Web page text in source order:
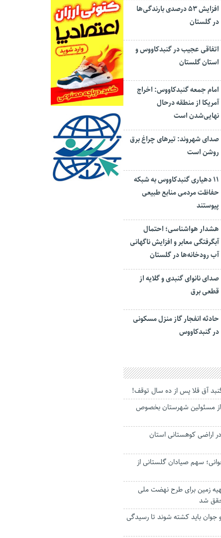
افزایش ۵۳ درصدی بارندگی‌ها
در گلستان
اتفاقی عجیب در‌ گنبدکاووس و
استان گلستان
امام جمعه گنبدکاووس: اخراج
آمریکا از منطقه درحال
نهایی‌شدن است
صدای شهروند: تیرهای چراغ برق
روشن است
۱۱ دهیاری گنبدکاووس به شبکه
حفاظت مردمی منابع طبیعی
پیوستند
هشدار هواشناسی؛ احتمال
آبگرفتگی معابر و افزایش ناگهانی
آب رودخانه‌ها در گلستان
صدای نانوای گنبدی و گلایه از
قطعی برق
حادثه انفجار گاز منزل مسکونی
در گنبدکاووس
گنبد آق قلا پس از ده سال توقف!
از مسئولین شهرستان بخصوص
اراضی کوهستانی استان
سهم صیادان گلستانی از
تهیه زمین برای طرح نهضت ملی
شد
جوان باید کشته شوند تا رسیدگی